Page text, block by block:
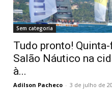
Sem categoria
Tudo pronto!
Salão Náutico na
à...
Adilson Pacheco - 3 de julho de